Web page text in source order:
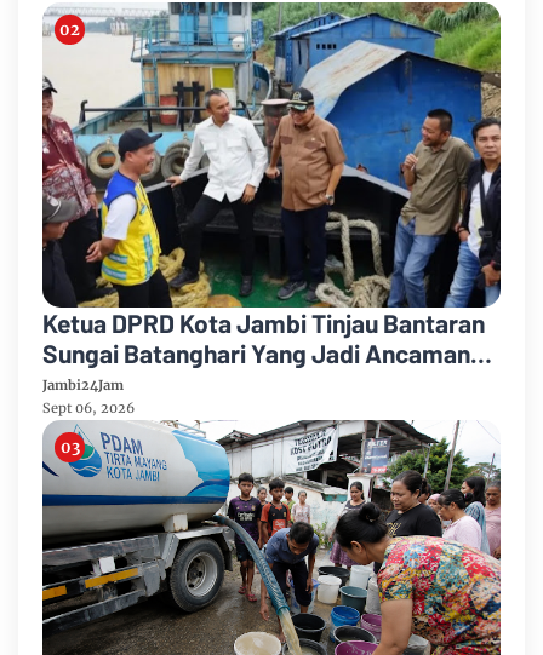
Ketua DPRD Kota Jambi Tinjau Bantaran
Sungai Batanghari Yang Jadi Ancaman
Abrasi
Jambi24Jam
Sept 06, 2026